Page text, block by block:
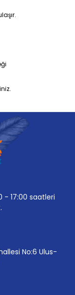
- 17:00 saatleri
No:6 Ulus-